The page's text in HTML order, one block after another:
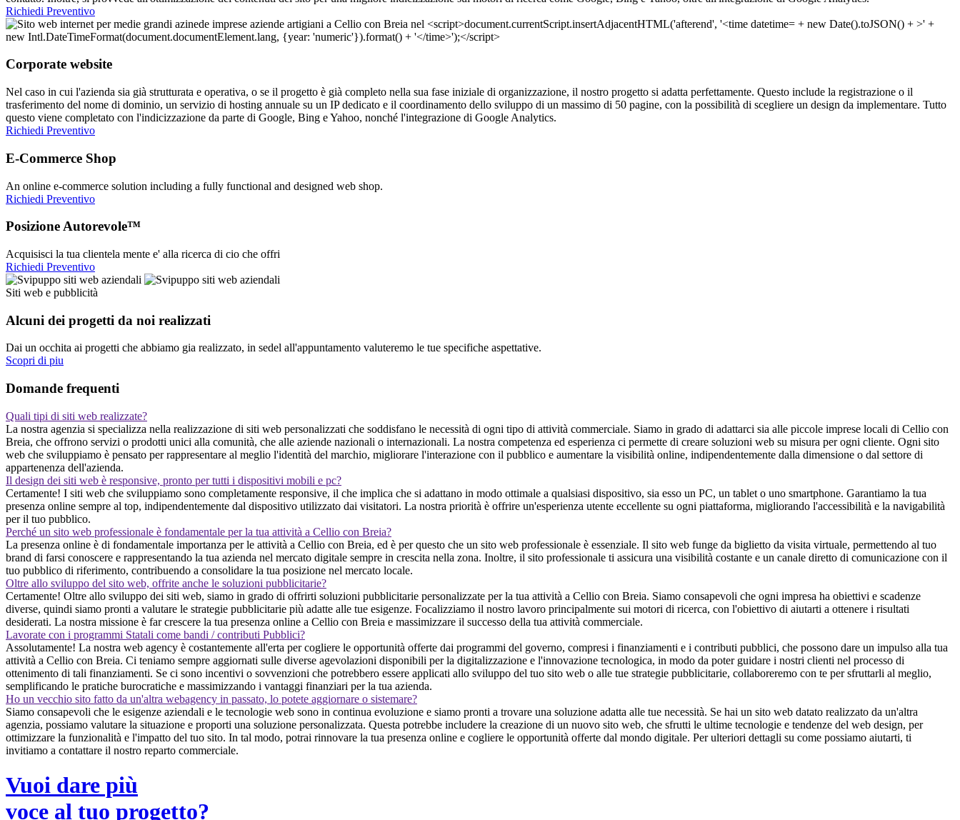
Richiedi Preventivo
Corporate website
Nel caso in cui l'azienda sia già strutturata e operativa, o se il progetto è già completo nella sua fase iniziale di organizzazione, il nostro progetto si adatta perfettamente. Questo include la registrazione o il
trasferimento del nome di dominio, un servizio di hosting annuale su un IP dedicato e il coordinamento dello sviluppo di un massimo di 50 pagine, con la possibilità di scegliere un design da implementare. Tutto
questo viene completato con l'indicizzazione da parte di Google, Bing e Yahoo, nonché l'integrazione di Google Analytics.
Richiedi Preventivo
E-Commerce Shop
An online e-commerce solution including a fully functional and designed web shop.
Richiedi Preventivo
Posizione Autorevole™
Acquisisci la tua clientela mente e' alla ricerca di cio che offri
Richiedi Preventivo
Siti web e pubblicità
Alcuni dei progetti da noi realizzati
Dai un occhita ai progetti che abbiamo gia realizzato, in sedel all'appuntamento valuteremo le tue specifiche aspettative.
Scopri di piu
Domande frequenti
Quali tipi di siti web realizzate?
La nostra agenzia si specializza nella realizzazione di siti web personalizzati che soddisfano le necessità di ogni tipo di attività commerciale. Siamo in grado di adattarci sia alle piccole imprese locali di Cellio con
Breia, che offrono servizi o prodotti unici alla comunità, che alle aziende nazionali o internazionali. La nostra competenza ed esperienza ci permette di creare soluzioni web su misura per ogni cliente. Ogni sito
web che sviluppiamo è pensato per rappresentare al meglio l'identità del marchio, migliorare l'interazione con il pubblico e aumentare la visibilità online, indipendentemente dalla dimensione o dal settore di
appartenenza dell'azienda.
Il design dei siti web è responsive, pronto per tutti i dispositivi mobili e pc?
Certamente! I siti web che sviluppiamo sono completamente responsive, il che implica che si adattano in modo ottimale a qualsiasi dispositivo, sia esso un PC, un tablet o uno smartphone. Garantiamo la tua
presenza online sempre al top, indipendentemente dal dispositivo utilizzato dai visitatori. La nostra priorità è offrire un'esperienza utente eccellente su ogni piattaforma, migliorando l'accessibilità e la navigabilità
per il tuo pubblico.
Perché un sito web professionale è fondamentale per la tua attività a Cellio con Breia?
La presenza online è di fondamentale importanza per le attività a Cellio con Breia, ed è per questo che un sito web professionale è essenziale. Il sito web funge da biglietto da visita virtuale, permettendo al tuo
brand di farsi conoscere e rappresentando la tua azienda nel mercato digitale sempre in crescita nella zona. Inoltre, il sito professionale ti assicura una visibilità costante e un canale diretto di comunicazione con il
tuo pubblico di riferimento, contribuendo a consolidare la tua posizione nel mercato locale.
Oltre allo sviluppo del sito web, offrite anche le soluzioni pubblicitarie?
Certamente! Oltre allo sviluppo dei siti web, siamo in grado di offrirti soluzioni pubblicitarie personalizzate per la tua attività a Cellio con Breia. Siamo consapevoli che ogni impresa ha obiettivi e scadenze
diverse, quindi siamo pronti a valutare le strategie pubblicitarie più adatte alle tue esigenze. Focalizziamo il nostro lavoro principalmente sui motori di ricerca, con l'obiettivo di aiutarti a ottenere i risultati
desiderati. La nostra missione è far crescere la tua presenza online a Cellio con Breia e massimizzare il successo della tua attività commerciale.
Lavorate con i programmi Statali come bandi / contributi Pubblici?
Assolutamente! La nostra web agency è costantemente all'erta per cogliere le opportunità offerte dai programmi del governo, compresi i finanziamenti e i contributi pubblici, che possono dare un impulso alla tua
attività a Cellio con Breia. Ci teniamo sempre aggiornati sulle diverse agevolazioni disponibili per la digitalizzazione e l'innovazione tecnologica, in modo da poter guidare i nostri clienti nel processo di
ottenimento di tali finanziamenti. Se ci sono incentivi o sovvenzioni che potrebbero essere applicati allo sviluppo del tuo sito web o alle tue strategie pubblicitarie, collaboreremo con te per sfruttarli al meglio,
semplificando le pratiche burocratiche e massimizzando i vantaggi finanziari per la tua azienda.
Ho un vecchio sito fatto da un'altra webagency in passato, lo potete aggiornare o sistemare?
Siamo consapevoli che le esigenze aziendali e le tecnologie web sono in continua evoluzione e siamo pronti a trovare una soluzione adatta alle tue necessità. Se hai un sito web datato realizzato da un'altra
agenzia, possiamo valutare la situazione e proporti una soluzione personalizzata. Questa potrebbe includere la creazione di un nuovo sito web, che sfrutti le ultime tecnologie e tendenze del web design, per
ottimizzare la funzionalità e l'impatto del tuo sito. In tal modo, potrai rinnovare la tua presenza online e cogliere le opportunità offerte dal mondo digitale. Per ulteriori dettagli su come possiamo aiutarti, ti
invitiamo a contattare il nostro reparto commerciale.
Vuoi dare più
voce al tuo progetto?